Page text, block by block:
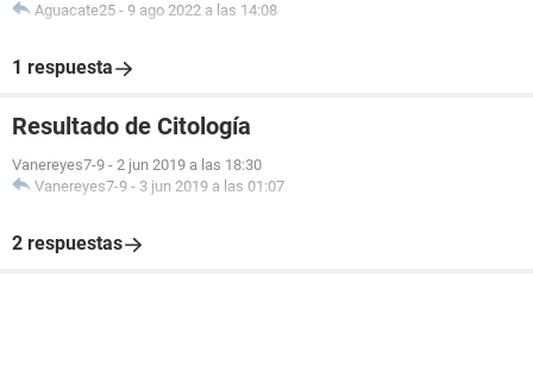
Aguacate25 - 9 ago 2022 a las 14:08
1 respuesta
Resultado de Citología
Vanereyes7-9 - 2 jun 2019 a las 18:30
Vanereyes7-9 - 3 jun 2019 a las 01:07
2 respuestas